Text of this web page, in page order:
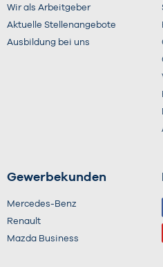
Wir als Arbeitgeber
Aktuelle Stellenangebote
Ausbildung bei uns
Gewerbekunden
Mercedes-Benz
Renault
Mazda Business